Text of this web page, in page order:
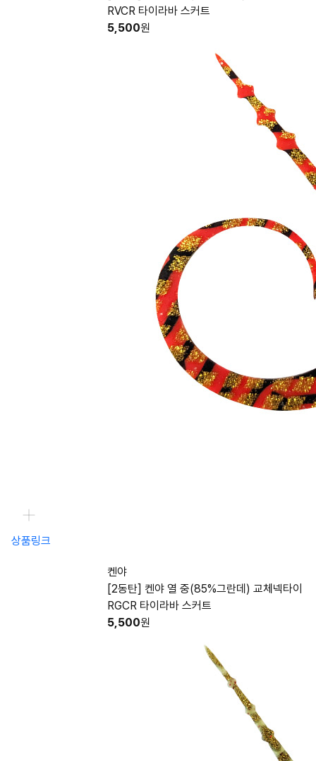
RVCR 타이라바 스커트
5,500원
상품링크
켄야
[2동탄] 켄야 열 중(85%그란데) 교체넥타이
RGCR 타이라바 스커트
5,500원